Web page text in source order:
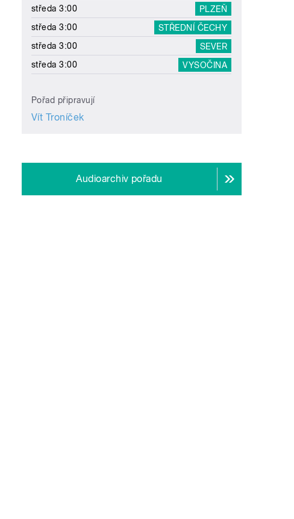
středa 3:00
PLZEŇ
středa 3:00
STŘEDNÍ ČECHY
středa 3:00
SEVER
středa 3:00
VYSOČINA
Pořad připravují
Vít Troníček
Audioarchiv pořadu